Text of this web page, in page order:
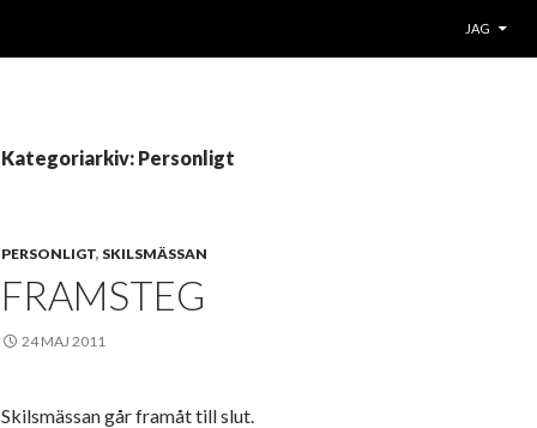
JAG
Kategoriarkiv: Personligt
PERSONLIGT, SKILSMÄSSAN
FRAMSTEG
24 MAJ 2011
Skilsmässan går framåt till slut.